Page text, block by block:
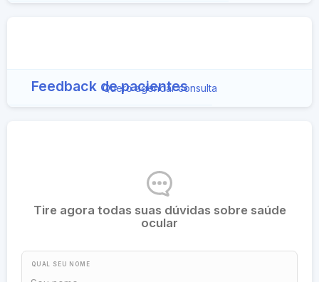
Quero agendar consulta
Feedback de pacientes
Tire agora todas suas dúvidas sobre saúde
ocular
QUAL SEU NOME